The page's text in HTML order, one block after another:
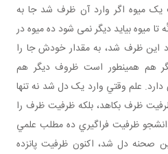
ميوه اگر وارد آن ظرف شد جا به
تا ميوه بيايد ديگر نمی شود ده ميوه در
اين ظرف شد، به مقدار خودش جا را
هم همين طور است ظروف ديگر هم
علم وقتي وارد يک دل شد نه تنها
ظرف بکاهد، بلکه ظرفيت ظرف را
ظرفيت فراگيري ده مطلب علمي
دل شد، اکنون ظرفيت پانزده